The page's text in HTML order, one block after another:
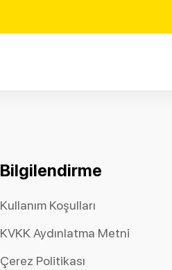
Bilgilendirme
Kullanım Koşulları
KVKK Aydınlatma Metni
Çerez Politikası